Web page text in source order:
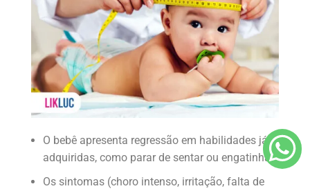
O bebê apresenta regressão em habilidades já
adquiridas, como parar de sentar ou engatinhar;
Os sintomas (choro intenso, irritação, falta de